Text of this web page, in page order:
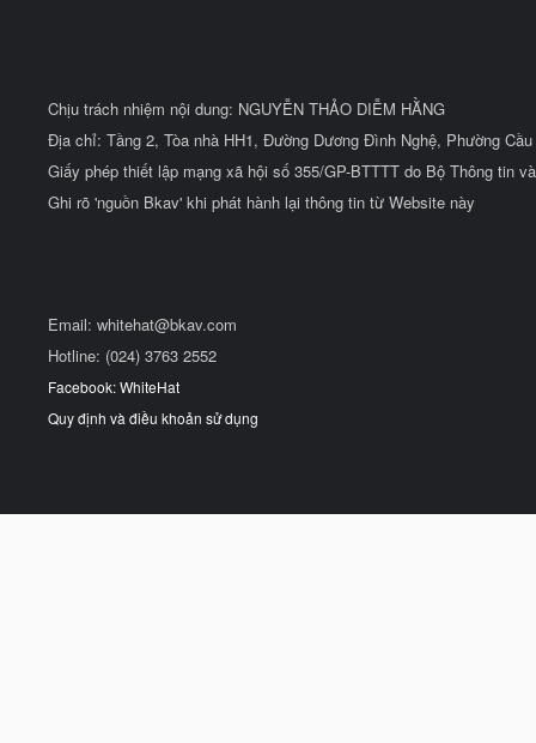
Chịu trách nhiệm nội dung: NGUYỄN THẢO DIỄM HẰNG
Địa chỉ: Tầng 2, Tòa nhà HH1, Đường Dương Đình Nghệ, Phường
Giấy phép thiết lập mạng xã hội số 355/GP-BTTTT do Bộ Thông tin
Ghi rõ 'nguồn Bkav' khi phát hành lại thông tin từ Website này
Email: whitehat@bkav.com
Hotline: (024) 3763 2552
Facebook: WhiteHat
Quy định và điều khoản sử dụng